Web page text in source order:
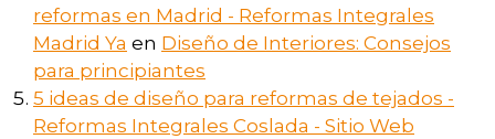
reformas en Madrid - Reformas Integrales
Madrid Ya en Diseño de Interiores: Consejos
para principiantes
5 ideas de diseño para reformas de tejados -
Reformas Integrales Coslada - Sitio Web